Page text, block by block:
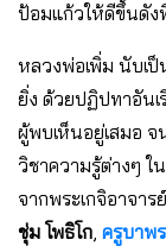
ป้อมแก้วให้ดีขึ้นดัง
หลวงพ่อเพิ่ม นับเป็
ยิ่ง ด้วยปฏิปทาอันเ
ผู้พบเห็นอยู่เสมอ
วิชาความรู้ต่างๆ
จากพระเกจิอาจา
ชุ่ม โพธิโก, ครูบาพ